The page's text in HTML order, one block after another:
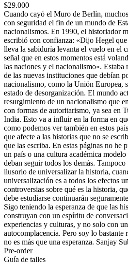
$29.000
Cuando cayó el Muro de Berlín,
con seguridad el fin de un mundo de
nacionalismos. En 1990, el historiador
escribió con confianza: «Dijo Hegel
lleva la sabiduría levanta el vuelo en el
señal que en estos momentos está
las naciones y el nacionalismo».
de las nuevas instituciones que debían
nacionalismo, como la Unión Europea,
estado de desorganización. El mundo
resurgimiento de un nacionalismo que
con formas de autoritarismo, ya sea en
India. Esto va a influir en la forma en
como podemos ver también en estos
que afecte a las historias que no se
que las escriba. En estas páginas no he
un país o una cultura académica
deban seguir todos los demás.
ilusorio de universalizar la historia,
universalización es a todos los efectos
controversias sobre qué es la historia,
debe estudiarse continuarán
Sigo teniendo la esperanza de que las
construyan con un espíritu de
experiencias y culturas, y no solo con
autocomplacencia. Pero soy lo bastante
no es más que una esperanza. Sanjay
Pre-order
Guía de talles